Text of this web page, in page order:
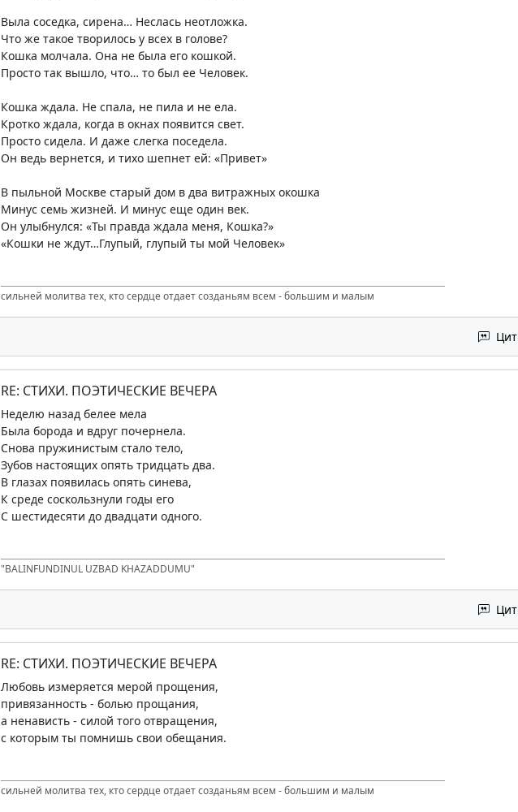
Выла соседка, сирена… Неслась неотложка.
Что же такое творилось у всех в голове?
Кошка молчала. Она не была его кошкой.
Просто так вышло, что… то был ее Человек.
Кошка ждала. Не спала, не пила и не ела.
Кротко ждала, когда в окнах появится свет.
Просто сидела. И даже слегка поседела.
Он ведь вернется, и тихо шепнет ей: «Привет»
В пыльной Москве старый дом в два витражных окошка
Минус семь жизней. И минус еще один век.
Он улыбнулся: «Ты правда ждала меня, Кошка?»
«Кошки не ждут…Глупый, глупый ты мой Человек»
сильней молитва тех, кто сердце отдает созданьям всем - большим и малым
RE: СТИХИ. ПОЭТИЧЕСКИЕ ВЕЧЕРА
Неделю назад белее мела
Была борода и вдруг почернела.
Снова пружинистым стало тело,
Зубов настоящих опять тридцать два.
В глазах появилась опять синева,
К среде соскользнули годы его
С шестидесяти до двадцати одного.
"BALINFUNDINUL UZBAD KHAZADDUMU"
RE: СТИХИ. ПОЭТИЧЕСКИЕ ВЕЧЕРА
Любовь измеряется мерой прощения,
привязанность - болью прощания,
а ненависть - силой того отвращения,
с которым ты помнишь свои обещания.
сильней молитва тех, кто сердце отдает созданьям всем - большим и малым